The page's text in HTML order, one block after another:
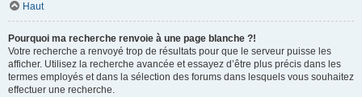
Haut
Pourquoi ma recherche renvoie à une page blanche ?!
Votre recherche a renvoyé trop de résultats pour que le serveur puisse les
afficher. Utilisez la recherche avancée et essayez d’être plus précis dans les
termes employés et dans la sélection des forums dans lesquels vous souhaitez
effectuer une recherche.